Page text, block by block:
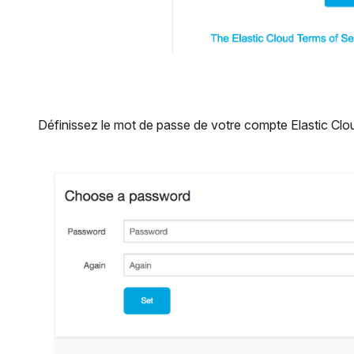
Définissez le mot de passe de votre compte Elastic